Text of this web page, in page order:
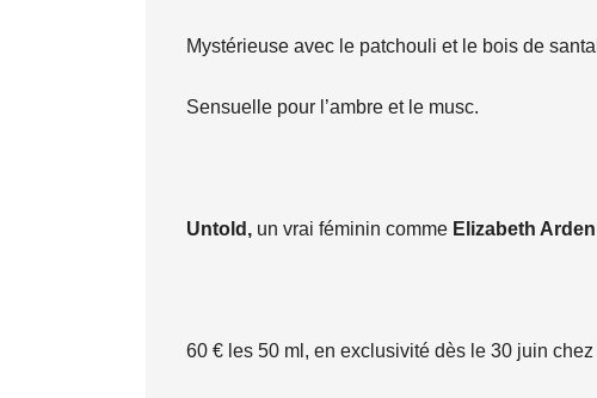
Mystérieuse avec le patchouli et le bois de santal
Sensuelle pour l’ambre et le musc.
Untold, un vrai féminin comme Elizabeth Arden
60 € les 50 ml, en exclusivité dès le 30 juin chez